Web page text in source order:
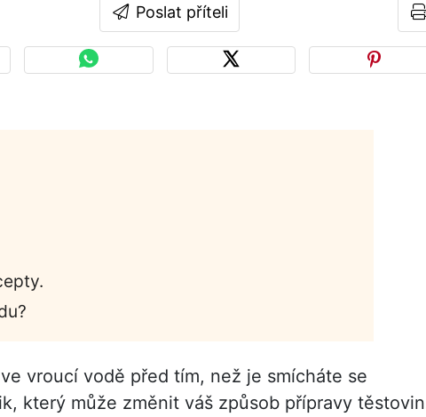
Poslat příteli
vroucí vodě před tím, než je smícháte se
který může změnit váš způsob přípravy